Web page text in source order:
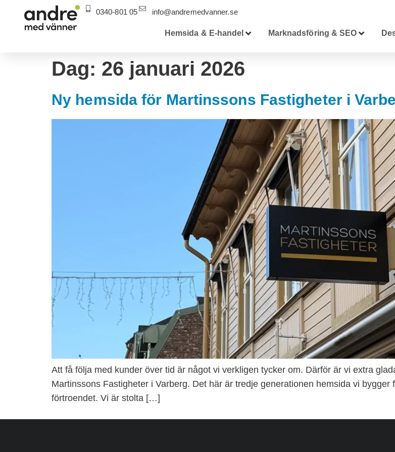
0340-801 05 info@andremedvanner.se
Hemsida & E-handel Marknadsföring & SEO
Dag: 26 januari 2026
Ny hemsida för Martinssons Fastigheter i
Att få följa med kunder över tid är något vi verkligen tycker om. Därför är vi extra
Martinssons Fastigheter i Varberg. Det här är tredje generationen hemsida vi
förtroendet. Vi är stolta […]